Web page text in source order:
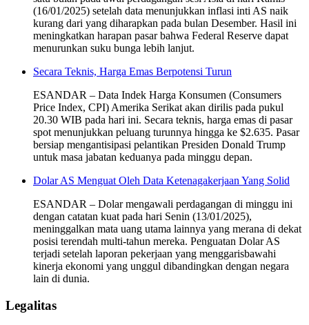
(16/01/2025) setelah data menunjukkan inflasi inti AS naik
kurang dari yang diharapkan pada bulan Desember. Hasil ini
meningkatkan harapan pasar bahwa Federal Reserve dapat
menurunkan suku bunga lebih lanjut.
Secara Teknis, Harga Emas Berpotensi Turun
ESANDAR – Data Indek Harga Konsumen (Consumers
Price Index, CPI) Amerika Serikat akan dirilis pada pukul
20.30 WIB pada hari ini. Secara teknis, harga emas di pasar
spot menunjukkan peluang turunnya hingga ke $2.635. Pasar
bersiap mengantisipasi pelantikan Presiden Donald Trump
untuk masa jabatan keduanya pada minggu depan.
Dolar AS Menguat Oleh Data Ketenagakerjaan Yang Solid
ESANDAR – Dolar mengawali perdagangan di minggu ini
dengan catatan kuat pada hari Senin (13/01/2025),
meninggalkan mata uang utama lainnya yang merana di dekat
posisi terendah multi-tahun mereka. Penguatan Dolar AS
terjadi setelah laporan pekerjaan yang menggarisbawahi
kinerja ekonomi yang unggul dibandingkan dengan negara
lain di dunia.
Legalitas